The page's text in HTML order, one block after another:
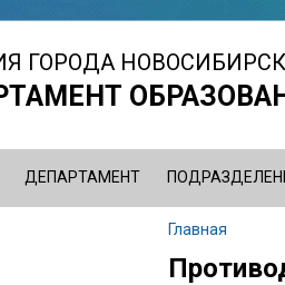
ГОРОДА
ДЕПАРТАМЕНТ
Вы
Главная
Back